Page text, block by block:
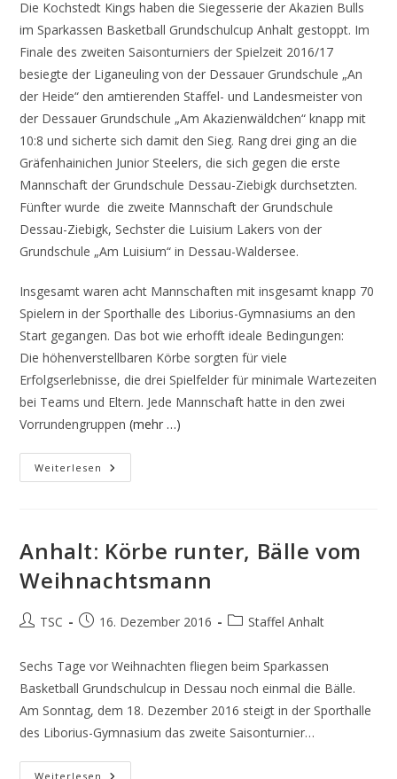
Die Kochstedt Kings haben die Siegesserie der Akazien Bulls
im Sparkassen Basketball Grundschulcup Anhalt gestoppt. Im
Finale des zweiten Saisonturniers der Spielzeit 2016/17
besiegte der Liganeuling von der Dessauer Grundschule „An
der Heide“ den amtierenden Staffel- und Landesmeister von
der Dessauer Grundschule „Am Akazienwäldchen“ knapp mit
10:8 und sicherte sich damit den Sieg. Rang drei ging an die
Gräfenhainichen Junior Steelers, die sich gegen die erste
Mannschaft der Grundschule Dessau-Ziebigk durchsetzten.
Fünfter wurde die zweite Mannschaft der Grundschule
Dessau-Ziebigk, Sechster die Luisium Lakers von der
Grundschule „Am Luisium“ in Dessau-Waldersee.
Insgesamt waren acht Mannschaften mit insgesamt knapp 70
Spielern in der Sporthalle des Liborius-Gymnasiums an den
Start gegangen. Das bot wie erhofft ideale Bedingungen:
Die höhenverstellbaren Körbe sorgten für viele
Erfolgserlebnisse, die drei Spielfelder für minimale Wartezeiten
bei Teams und Eltern. Jede Mannschaft hatte in den zwei
Vorrundengruppen(mehr …)
Weiterlesen Anhalt:
Kings
Anhalt: Körbe runter, Bälle vom
Weihnachtsmann
Beitrags-
TSC
Beitrag16. Dezember 2016
Beitrags-
Staffel Anhalt
Sechs Tage vor Weihnachten fliegen beim Sparkassen
Basketball Grundschulcup in Dessau noch einmal die Bälle.
Am Sonntag, dem 18. Dezember 2016 steigt in der Sporthalle
des Liborius-Gymnasium das zweite Saisonturnier…
Weiterlesen